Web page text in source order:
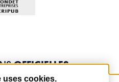
OFFICIELLES
uses cookies.